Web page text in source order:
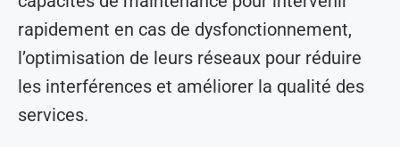
rapidement en cas de dysfonctionnement,
l’optimisation de leurs réseaux pour réduire
les interférences et améliorer la qualité des
services.